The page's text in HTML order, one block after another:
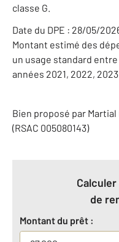
classe G.
Date du DPE : 28/05/
Montant estimé des
un usage standard entre
années 2021, 2022,
Bien proposé par Martial
(RSAC 005080143)
de
Montant du prêt :